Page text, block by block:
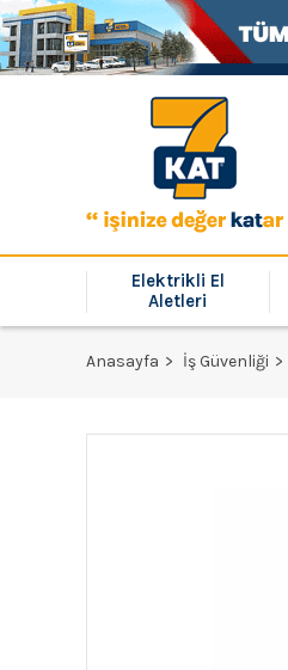
Elektrikli El
Aletleri
Anasayfa İş Güvenliği